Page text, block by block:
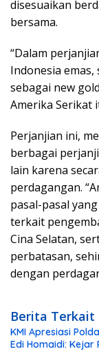
disesuaikan
bersama.
“Dalam
Indonesia
sebagai new
Amerika Serikat
Perjanjian ini,
berbagai
lain karena
perdagangan.
pasal-pasal
terkait
Cina Selatan,
perbatasan,
dengan
Berita Terkait
KMI Apresiasi
Edi Homaidi: Kejar